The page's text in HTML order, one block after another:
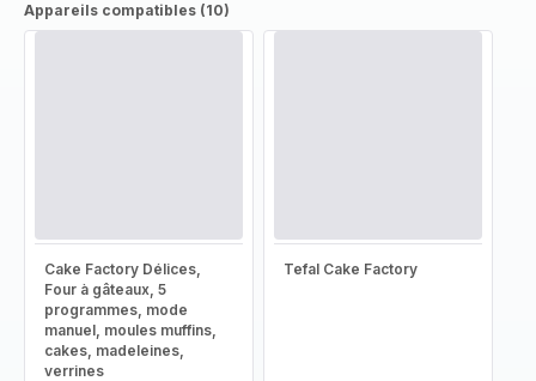
Appareils compatibles (10)
Cake Factory Délices,
Four à gâteaux, 5
programmes, mode
manuel, moules muffins,
cakes, madeleines,
verrines
Tefal Cake Factory